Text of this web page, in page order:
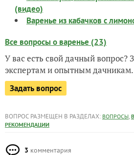
(видео)
Варенье из кабачков с
Все вопросы о варенье (23)
У вас есть свой дачный вопрос?
экспертам и опытным дачникам.
Задать вопрос
ВОПРОС РАЗМЕЩЕН В РАЗДЕЛАХ: ВОПРОСЫ,
РЕКОМЕНДАЦИИ
3 комментария